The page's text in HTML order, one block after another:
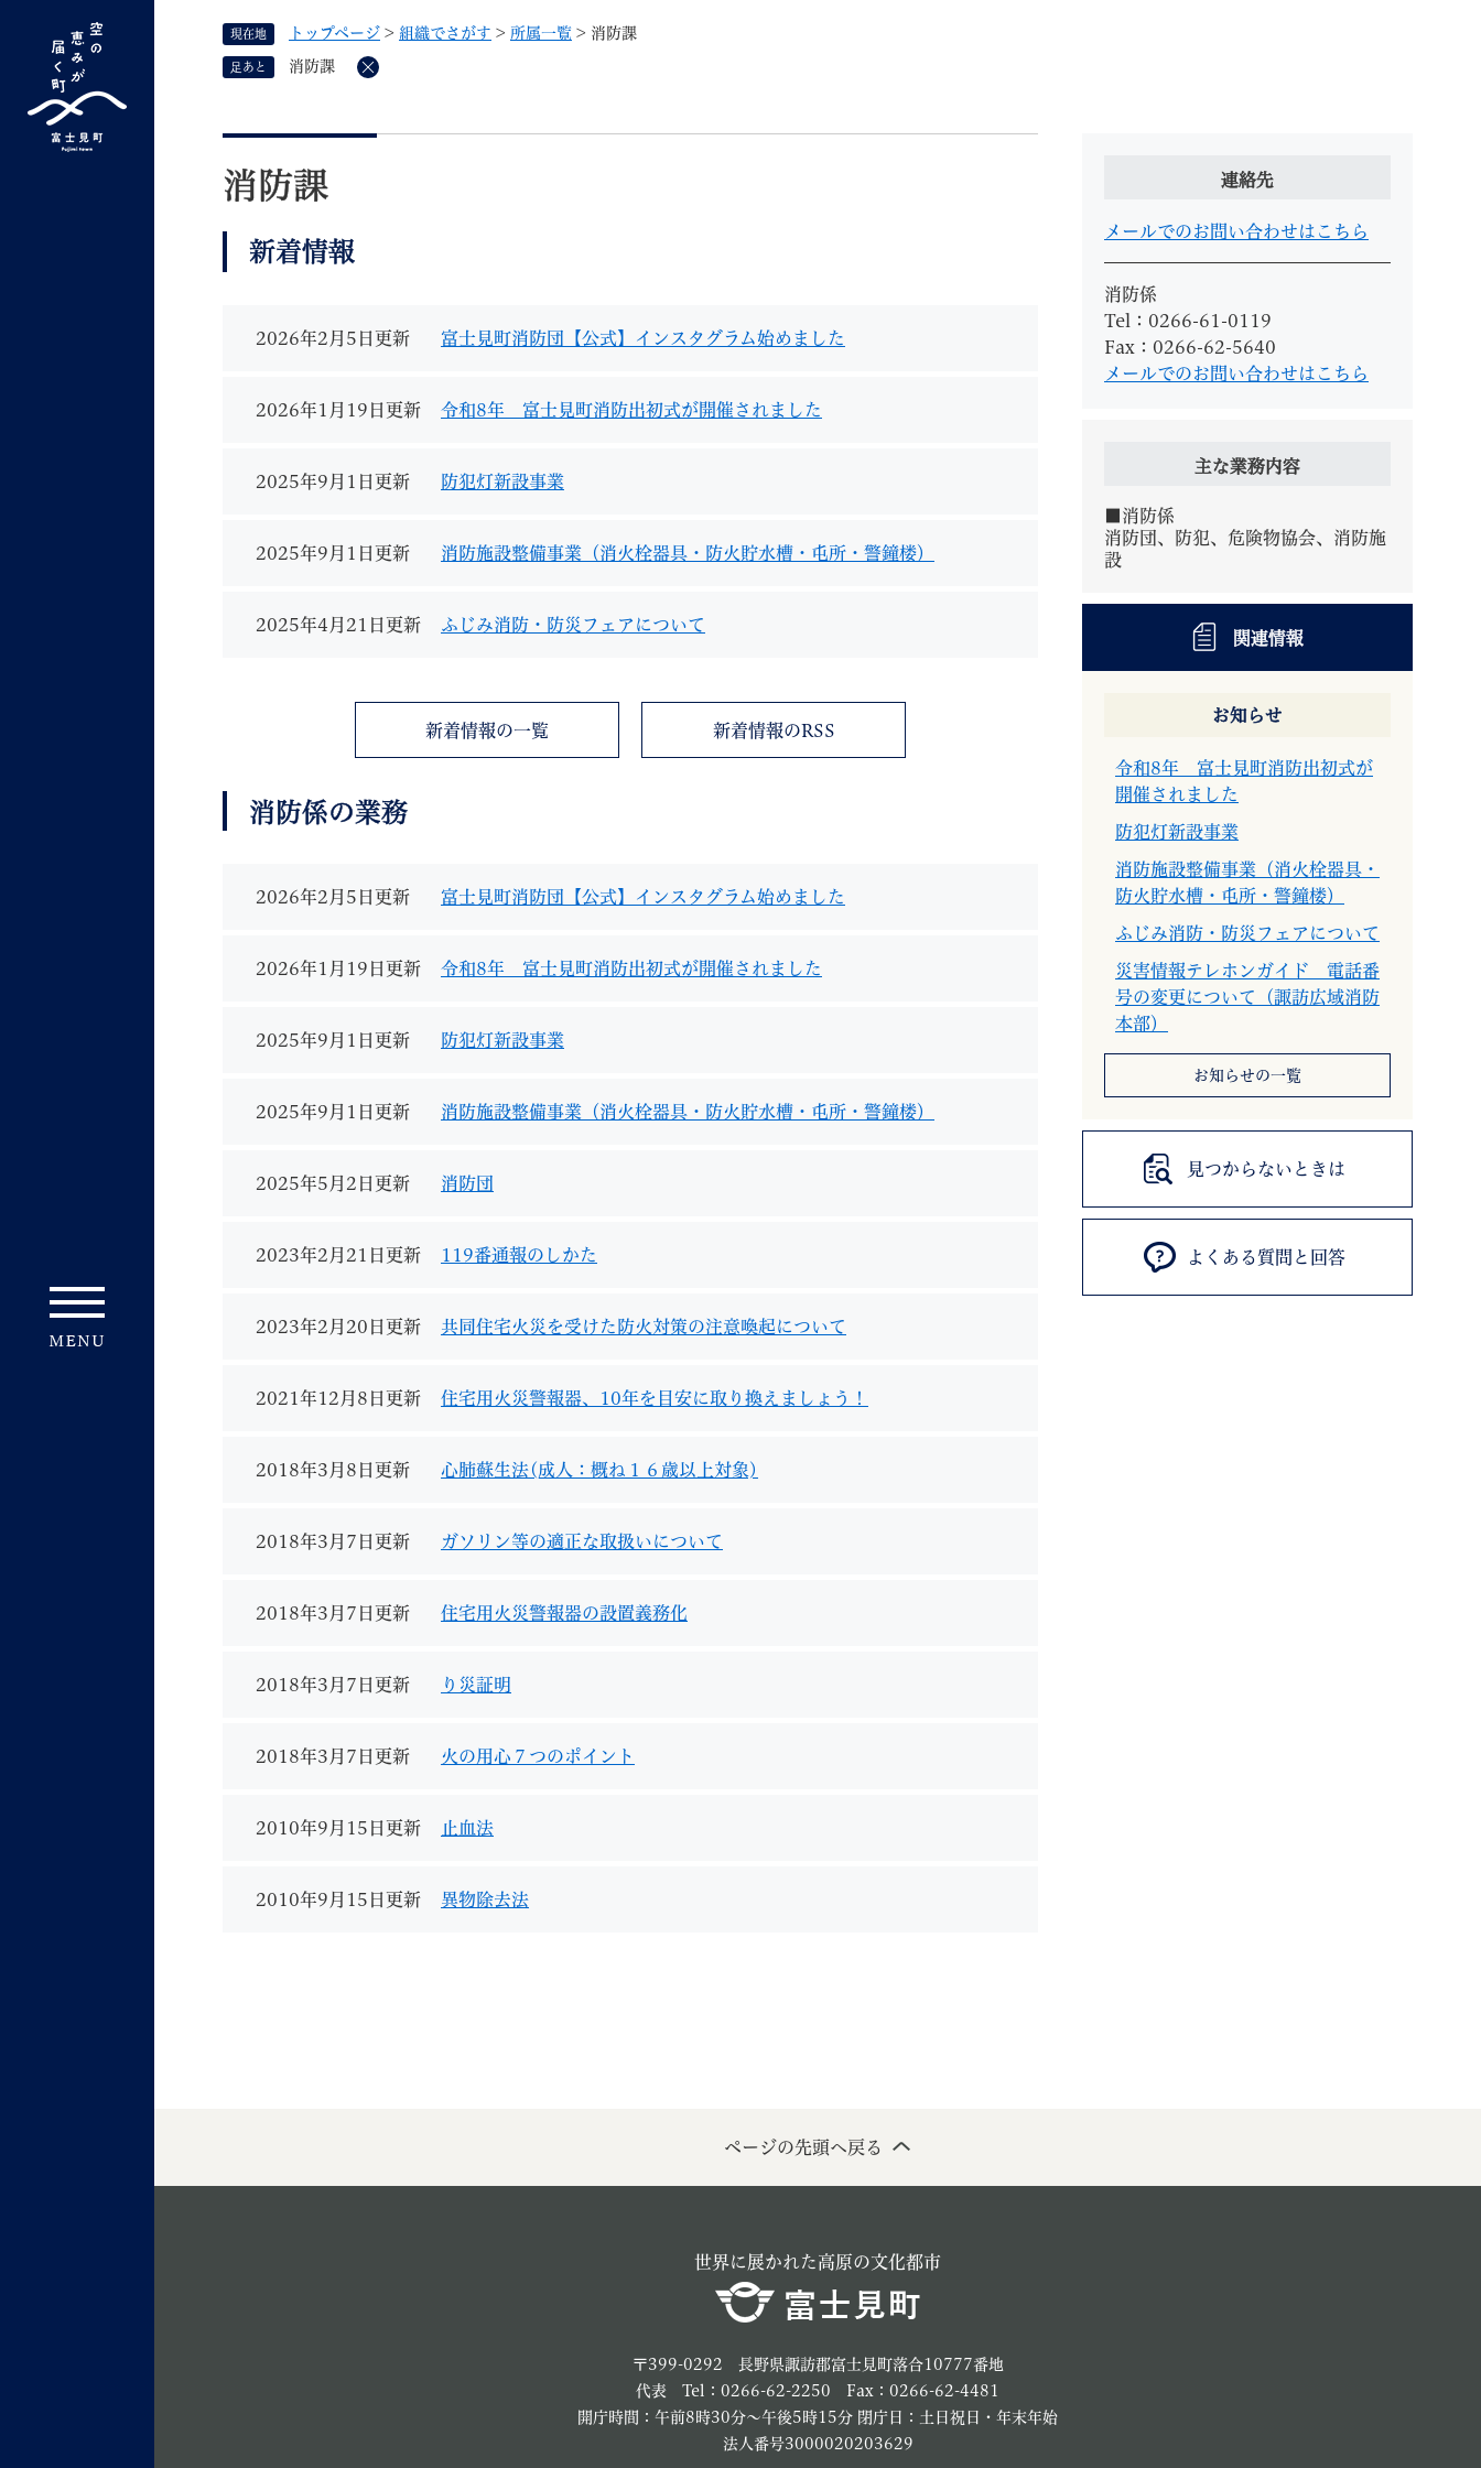
キーワード検索
o
g
e
タ
索
すべて ページ PDF 記事ID検索
よく検索されるキーワード ：
くらしの情報 しごと・町づくり 町政情報 観光
高齢者・介護 ご不幸
Foreign language 音声読み上げ ご利用ガイド
現在地 トップページ > 組織でさがす > 所属一覧 > 消防課
足あと 消防課
削
文
消防課
新着情報
2026年2月5日更新 富士見町消防団【公式】インスタグラム始めました
2026年1月19日更新 令和8年 富士見町消防出初式が開催されました
2025年9月1日更新 防犯灯新設事業
2025年9月1日更新 消防施設整備事業（消火栓器具・防火貯水槽・屯所・警鐘楼）
2025年4月21日更新 ふじみ消防・防災フェアについて
新着情報の一覧 新着情報のRSS
消防係の業務
2026年2月5日更新 富士見町消防団【公式】インスタグラム始めました
2026年1月19日更新 令和8年 富士見町消防出初式が開催されました
2025年9月1日更新 防犯灯新設事業
2025年9月1日更新 消防施設整備事業（消火栓器具・防火貯水槽・屯所・警鐘楼）
2025年5月2日更新 消防団
2023年2月21日更新 119番通報のしかた
2023年2月20日更新 共同住宅火災を受けた防火対策の注意喚起について
2021年12月8日更新 住宅用火災警報器、10年を目安に取り換えましょう！
2018年3月8日更新 心肺蘇生法(成人：概ね１６歳以上対象)
2018年3月7日更新 ガソリン等の適正な取扱いについて
2018年3月7日更新 住宅用火災警報器の設置義務化
2018年3月7日更新 り災証明
2018年3月7日更新 火の用心７つのポイント
2010年9月15日更新 止血法
2010年9月15日更新 異物除去法
連絡先
メールでのお問い合わせはこちら
消防係
Tel：0266-61-0119
Fax：0266-62-5640
メールでのお問い合わせはこちら
主な業務内容
■消防係
消防団、防犯、危険物協会、消防施
設
関連情報
お知らせ
令和8年 富士見町消防出初式が
開催されました
防犯灯新設事業
消防施設整備事業（消火栓器具・
防火貯水槽・屯所・警鐘楼）
ふじみ消防・防災フェアについて
災害情報テレホンガイド 電話番
号の変更について（諏訪広域消防
本部）
お知らせの一覧
見つからないときは
よくある質問と回答
ページの先頭へ戻る
世界に展かれた高原の文化都市
〒399-0292 長野県諏訪郡富士見町落合10777番地
代表 Tel：0266-62-2250 Fax：0266-62-4481
開庁時間：午前8時30分～午後5時15分 閉庁日：土日祝日・年末年始
法人番号3000020203629